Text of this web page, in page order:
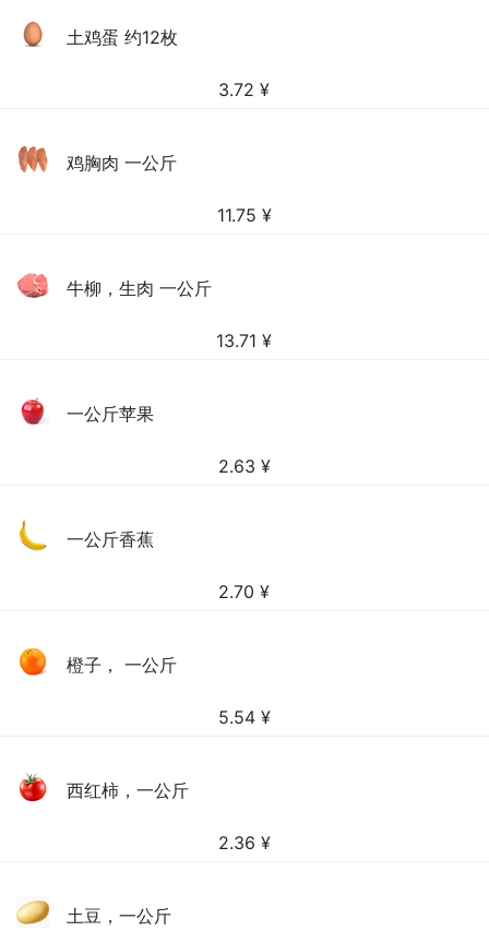
土鸡蛋 约12枚
3.72 ¥
鸡胸肉 一公斤
11.75 ¥
牛柳，生肉 一公斤
13.71 ¥
一公斤苹果
2.63 ¥
一公斤香蕉
2.70 ¥
橙子， 一公斤
5.54 ¥
西红柿，一公斤
2.36 ¥
土豆，一公斤